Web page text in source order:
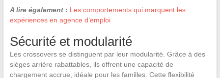
A lire également : Les comportements qui marquent les
expériences en agence d’emploi
Sécurité et modularité
Les crossovers se distinguent par leur modularité. Grâce à des
sièges arrière rabattables, ils offrent une capacité de
chargement accrue, idéale pour les familles. Cette flexibilité